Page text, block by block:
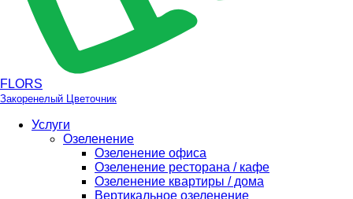
FLORS
Закоренелый Цветочник
Услуги
Озеленение
Озеленение офиса
Озеленение ресторана / кафе
Озеленение квартиры / дома
Вертикальное озеленение